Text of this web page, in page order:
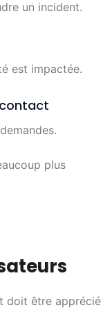
un incident.
est impactée.
plus
doit être apprécié